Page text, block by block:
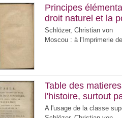
Principes
droit naturel et la
Schlözer, Christian von
Moscou : à l'Imprimerie
Table des
l'histoire, surtout
A l'usage de la classe